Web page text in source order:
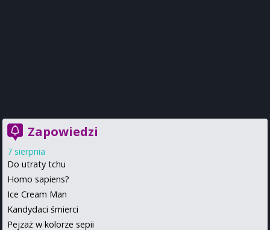
Zapowiedzi
7 sierpnia
Do utraty tchu
Homo sapiens?
Ice Cream Man
Kandydaci śmierci
Pejzaż w kolorze sepii